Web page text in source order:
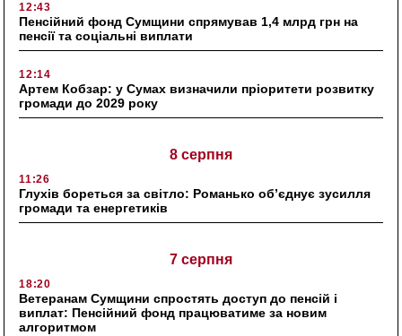
12:43
Пенсійний фонд Сумщини спрямував 1,4 млрд грн на
пенсії та соціальні виплати
12:14
Артем Кобзар: у Сумах визначили пріоритети розвитку
громади до 2029 року
8 серпня
11:26
Глухів бореться за світло: Романько об’єднує зусилля
громади та енергетиків
7 серпня
18:20
Ветеранам Сумщини спростять доступ до пенсій і
виплат: Пенсійний фонд працюватиме за новим
алгоритмом